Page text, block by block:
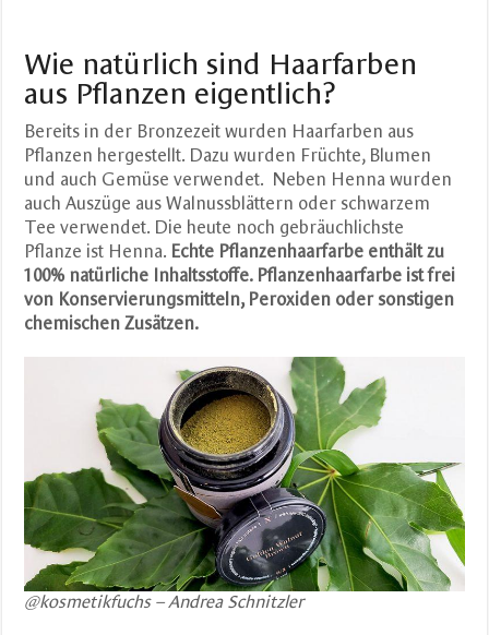
Wie natürlich sind Haarfarben
aus Pflanzen eigentlich?
Bereits in der Bronzezeit wurden Haarfarben aus
Pflanzen hergestellt. Dazu wurden Früchte, Blumen
und auch Gemüse verwendet. Neben Henna wurden
auch Auszüge aus Walnussblättern oder schwarzem
Tee verwendet. Die heute noch gebräuchlichste
Pflanze ist Henna. Echte Pflanzenhaarfarbe enthält zu
100% natürliche Inhaltsstoffe. Pflanzenhaarfarbe ist frei
von Konservierungsmitteln, Peroxiden oder sonstigen
chemischen Zusätzen.
@kosmetikfuchs – Andrea Schnitzler